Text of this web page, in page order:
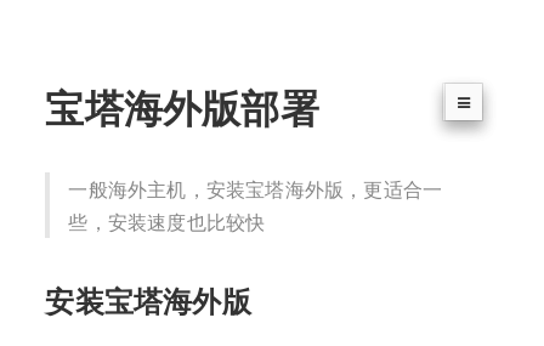
宝塔海外版部署
一般海外主机，安装宝塔海外版，更适合一
些，安装速度也比较快
安装宝塔海外版